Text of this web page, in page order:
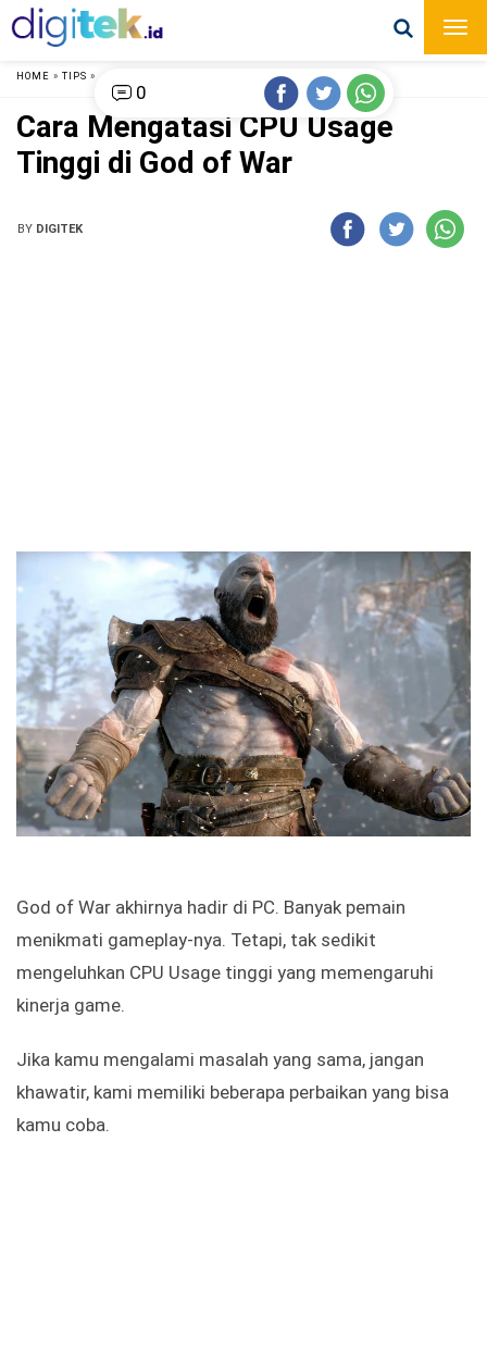
HOME » TIPS »
Cara Mengatasi CPU Usage
Tinggi di God of War
BY DIGITEK
God of War akhirnya hadir di PC. Banyak pemain
menikmati gameplay-nya. Tetapi, tak sedikit
mengeluhkan CPU Usage tinggi yang memengaruhi
kinerja game.
Jika kamu mengalami masalah yang sama, jangan
khawatir, kami memiliki beberapa perbaikan yang bisa
kamu coba.
0